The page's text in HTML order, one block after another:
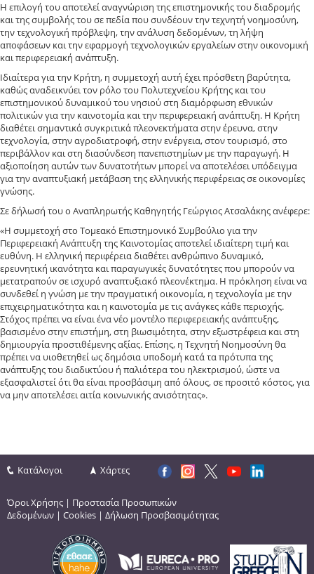
Η επιλογή του αποτελεί αναγνώριση της επιστημονικής του διαδρομής
και της συμβολής του σε πεδία που συνδέουν την τεχνητή νοημοσύνη,
την τεχνολογική πρόβλεψη, την ανάλυση δεδομένων, τη λήψη
αποφάσεων και την εφαρμογή τεχνολογικών εργαλείων στην οικονομική
και περιφερειακή ανάπτυξη.
Ιδιαίτερα για την Κρήτη, η συμμετοχή αυτή έχει πρόσθετη βαρύτητα,
καθώς αναδεικνύει τον ρόλο του Πολυτεχνείου Κρήτης και του
επιστημονικού δυναμικού του νησιού στη διαμόρφωση εθνικών
πολιτικών για την καινοτομία και την περιφερειακή ανάπτυξη. Η Κρήτη
διαθέτει σημαντικά συγκριτικά πλεονεκτήματα στην έρευνα, στην
τεχνολογία, στην αγροδιατροφή, στην ενέργεια, στον τουρισμό, στο
περιβάλλον και στη διασύνδεση πανεπιστημίων με την παραγωγή. Η
αξιοποίηση αυτών των δυνατοτήτων μπορεί να αποτελέσει υπόδειγμα
για την αναπτυξιακή μετάβαση της ελληνικής περιφέρειας σε οικονομίες
γνώσης.
Σε δήλωσή του ο Αναπληρωτής Καθηγητής Γεώργιος Ατσαλάκης ανέφερε:
«Η συμμετοχή στο Τομεακό Επιστημονικό Συμβούλιο για την
Περιφερειακή Ανάπτυξη της Καινοτομίας αποτελεί ιδιαίτερη τιμή και
ευθύνη. Η ελληνική περιφέρεια διαθέτει ανθρώπινο δυναμικό,
ερευνητική ικανότητα και παραγωγικές δυνατότητες που μπορούν να
μετατραπούν σε ισχυρό αναπτυξιακό πλεονέκτημα. Η πρόκληση είναι να
συνδεθεί η γνώση με την πραγματική οικονομία, η τεχνολογία με την
επιχειρηματικότητα και η καινοτομία με τις ανάγκες κάθε περιοχής.
Στόχος πρέπει να είναι ένα νέο μοντέλο περιφερειακής ανάπτυξης,
βασισμένο στην επιστήμη, στη βιωσιμότητα, στην εξωστρέφεια και στη
δημιουργία προστιθέμενης αξίας. Επίσης, η Τεχνητή Νοημοσύνη θα
πρέπει να υιοθετηθεί ως δημόσια υποδομή κατά τα πρότυπα της
ανάπτυξης του διαδικτύου ή παλιότερα του ηλεκτρισμού, ώστε να
εξασφαλιστεί ότι θα είναι προσβάσιμη από όλους, σε προσιτό κόστος, για
να μην αποτελέσει αιτία κοινωνικής ανισότητας».
Κατάλογοι Χάρτες
Όροι Χρήσης | Προστασία Προσωπικών
Δεδομένων | Cookies | Δήλωση Προσβασιμότητας